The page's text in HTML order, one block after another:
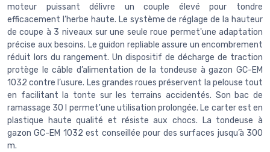
moteur puissant délivre un couple élevé pour tondre
efficacement l’herbe haute. Le système de réglage de la hauteur
de coupe à 3 niveaux sur une seule roue permet'une adaptation
précise aux besoins. Le guidon repliable assure un encombrement
réduit lors du rangement. Un dispositif de décharge de traction
protège le câble d’alimentation de la tondeuse à gazon GC-EM
1032 contre l’usure. Les grandes roues préservent la pelouse tout
en facilitant la tonte sur les terrains accidentés. Son bac de
ramassage 30 l permet'une utilisation prolongée. Le carter est en
plastique haute qualité et résiste aux chocs. La tondeuse à
gazon GC-EM 1032 est conseillée pour des surfaces jusqu’à 300
m.